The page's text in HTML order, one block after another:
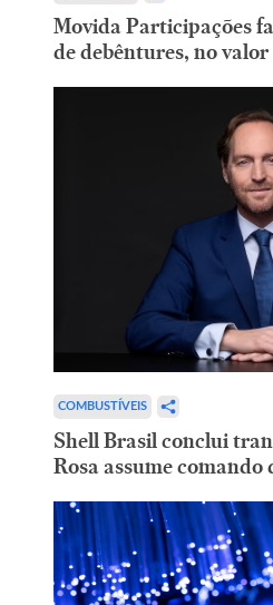
Movida Participações
de debêntures, no valor
COMBUSTÍVEIS
Shell Brasil conclui
Rosa assume comando